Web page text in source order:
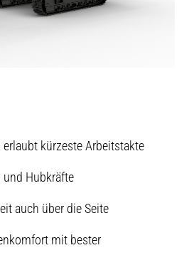
kürzeste Arbeitstakte
und Hubkräfte
auch über die Seite
mit bester